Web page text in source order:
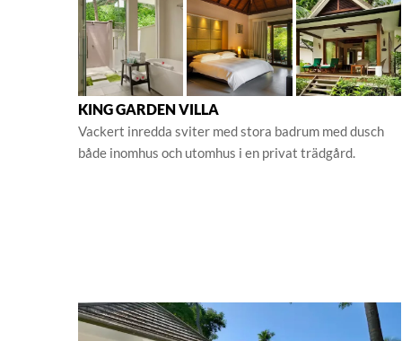
KING GARDEN VILLA
Vackert inredda sviter med stora badrum med dusch
både inomhus och utomhus i en privat trädgård.